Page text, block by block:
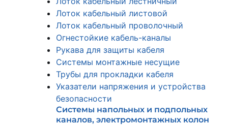
Лоток кабельный листовой
Лоток кабельный проволочный
Огнестойкие кабель-каналы
Рукава для защиты кабеля
Системы монтажные несущие
Трубы для прокладки кабеля
Указатели напряжения и устройства
безопасности
Системы напольных и подпольных
каналов, электромонтажных колон